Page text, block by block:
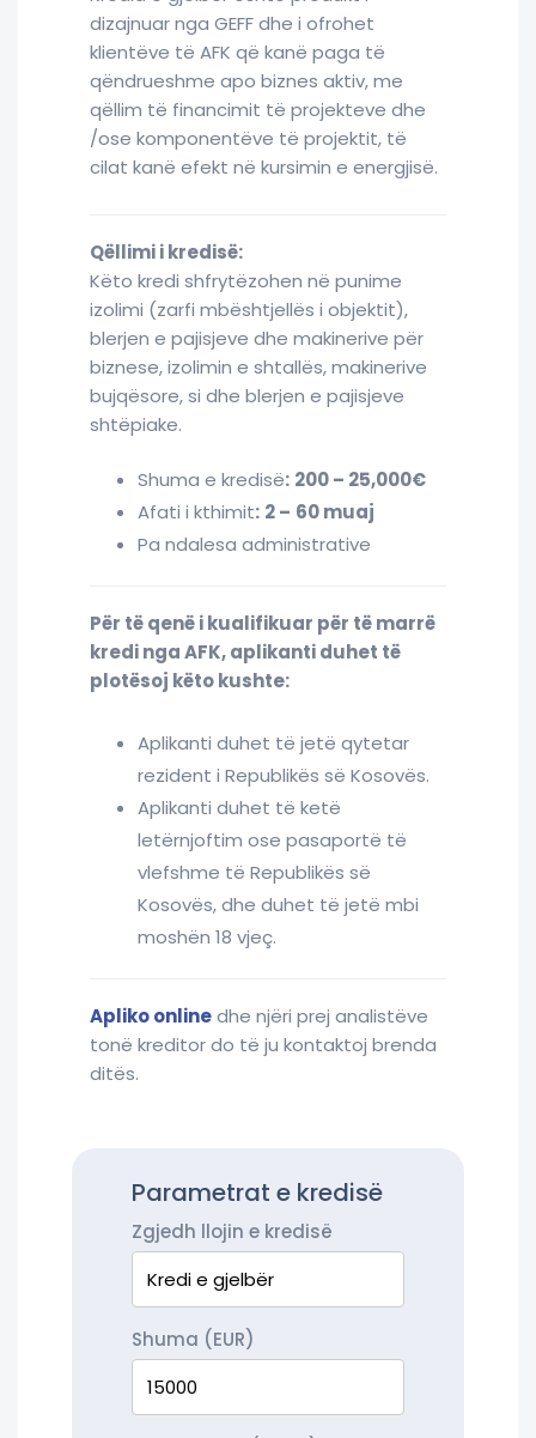
dizajnuar nga GEFF dhe i ofrohet
klientëve të AFK që kanë paga të
qëndrueshme apo biznes aktiv, me
qëllim të financimit të projekteve dhe
/ose komponentëve të projektit, të
cilat kanë efekt në kursimin e energjisë.
Qëllimi i kredisë:
Këto kredi shfrytëzohen në punime
izolimi (zarfi mbështjellës i objektit),
blerjen e pajisjeve dhe makinerive për
biznese, izolimin e shtallës, makinerive
bujqësore, si dhe blerjen e pajisjeve
shtëpiake.
Shuma e kredisë: 200 – 25,000€
Afati i kthimit: 2 – 60 muaj
Pa ndalesa administrative
Për të qenë i kualifikuar për të marrë
kredi nga AFK, aplikanti duhet të
plotësoj këto kushte:
Aplikanti duhet të jetë qytetar
rezident i Republikës së Kosovës.
Aplikanti duhet të ketë
letërnjoftim ose pasaportë të
vlefshme të Republikës së
Kosovës, dhe duhet të jetë mbi
moshën 18 vjeç.
Apliko onlinedhe njëri prej analistëve
tonë kreditor do të ju kontaktoj brenda
ditës.
Parametrat e kredisë
Zgjedh llojin e kredisë
Shuma (EUR)